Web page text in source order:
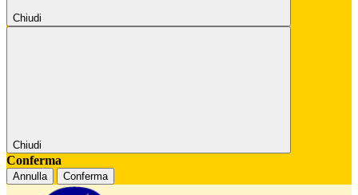
Chiudi
Chiudi
Conferma
Annulla Conferma